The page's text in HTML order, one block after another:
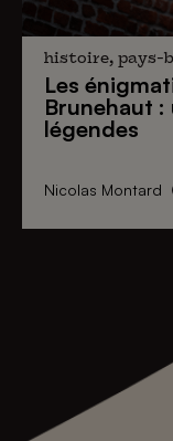
histoire, pays-
Les
Brunehaut :
légendes
Nicolas Montard